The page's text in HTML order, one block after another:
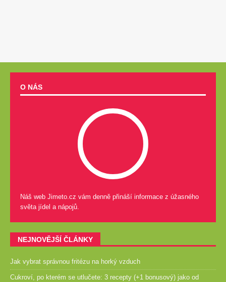
O NÁS
Náš web Jimeto.cz vám denně přináší informace z úžasného
světa jídel a nápojů.
NEJNOVĚJŠÍ ČLÁNKY
Jak vybrat správnou fritézu na horký vzduch
Cukroví, po kterém se utlučete: 3 recepty (+1 bonusový) jako od